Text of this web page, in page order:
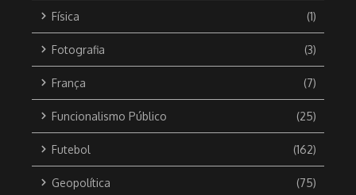
Física (1)
Fotografia (3)
França (7)
Funcionalismo Público (25)
Futebol (162)
Geopolítica (75)